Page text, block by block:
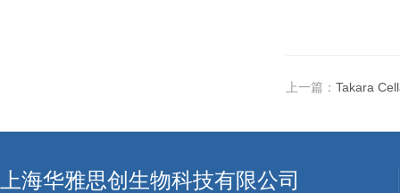
上一篇： Takara
上海华雅思创生物科技有限公司